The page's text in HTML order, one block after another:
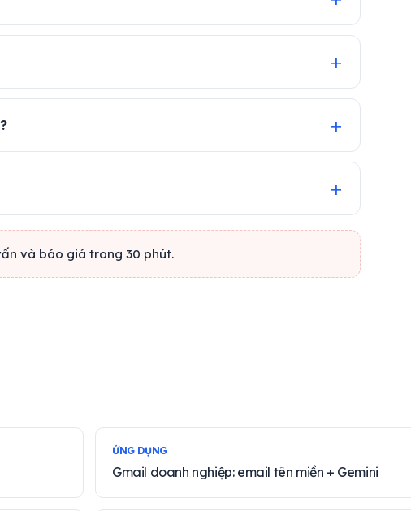
và báo giá trong 30 phút.
ỨNG DỤNG
Gmail doanh nghiệp: email tên miền + Gemini